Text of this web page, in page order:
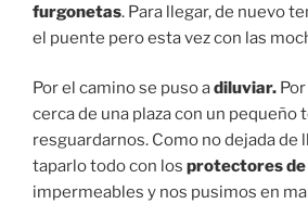
furgonetas. Para llegar, de nuevo
el puente pero esta vez con las
Por el camino se puso adiluviar.
cerca de una plaza con un pequeño
resguardarnos. Como no dejada de
taparlo todo con los protectores de
impermeables y nos pusimos en